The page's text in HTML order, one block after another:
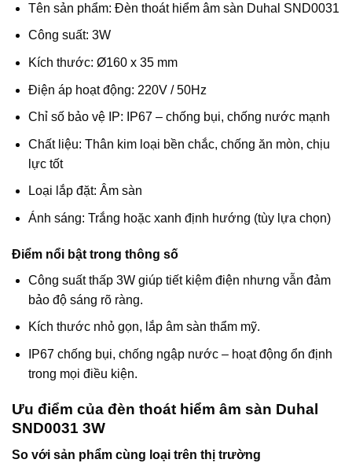
Tên sản phẩm: Đèn thoát hiểm âm sàn Duhal SND0031
Công suất: 3W
Kích thước: Ø160 x 35 mm
Điện áp hoạt động: 220V / 50Hz
Chỉ số bảo vệ IP: IP67 – chống bụi, chống nước mạnh
Chất liệu: Thân kim loại bền chắc, chống ăn mòn, chịu
lực tốt
Loại lắp đặt: Âm sàn
Ánh sáng: Trắng hoặc xanh định hướng (tùy lựa chọn)
Điểm nổi bật trong thông số
Công suất thấp 3W giúp tiết kiệm điện nhưng vẫn đảm
bảo độ sáng rõ ràng.
Kích thước nhỏ gọn, lắp âm sàn thẩm mỹ.
IP67 chống bụi, chống ngập nước – hoạt động ổn định
trong mọi điều kiện.
Ưu điểm của đèn thoát hiểm âm sàn Duhal
SND0031 3W
So với sản phẩm cùng loại trên thị trường